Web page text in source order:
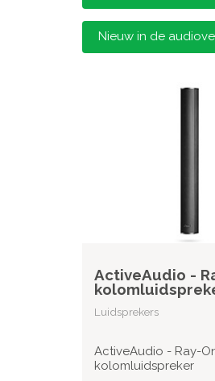
Nieuw in de
ActiveAudio -
Luidsprekers
ActiveAudio - Ray-
kolomluidspreker